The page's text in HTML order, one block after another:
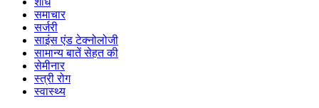
समाचार
सर्जरी
साइंस एंड टेक्नोलोजी
सामान्य बातें सेहत की
सेमीनार
स्त्री रोग
स्वास्थ्य